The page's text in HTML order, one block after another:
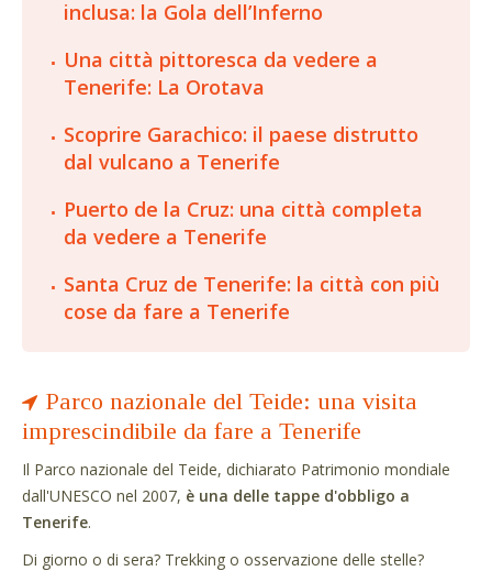
inclusa: la Gola dell’Inferno
Una città pittoresca da vedere a
Tenerife: La Orotava
Scoprire Garachico: il paese distrutto
dal vulcano a Tenerife
Puerto de la Cruz: una città completa
da vedere a Tenerife
Santa Cruz de Tenerife: la città con più
cose da fare a Tenerife
Parco nazionale del Teide: una visita
imprescindibile da fare a Tenerife
Il Parco nazionale del Teide, dichiarato Patrimonio mondiale
dall'UNESCO nel 2007, è una delle tappe d'obbligo a
Tenerife.
Di giorno o di sera? Trekking o osservazione delle stelle?